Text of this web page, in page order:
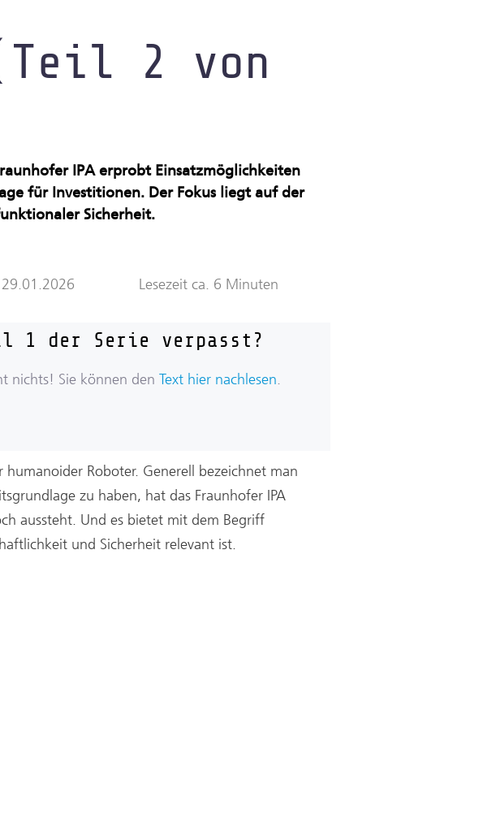
2 von
IPA erprobt Einsatzmöglichkeiten
für Investitionen. Der Fokus liegt auf der
Sicherheit.
Lesezeit ca. 6 Minuten
1 der Serie verpasst?
nichts! Sie können den Text hier nachlesen.
Roboter. Generell bezeichnet man
zu haben, hat das Fraunhofer IPA
aussteht. Und es bietet mit dem Begriff
und Sicherheit relevant ist.